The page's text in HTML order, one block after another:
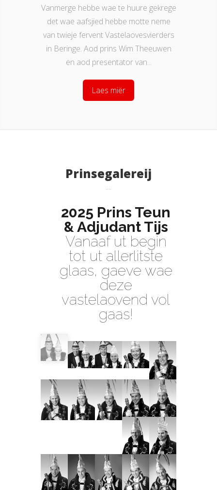
Vanmerge hebbe wae te huure gekrege
det wae aafsjied hebbe motte neme
van twieje fervent Vastelaovesvierders
in Beringe. Aod prins Wim Theeuwen
en aod presentator van...
Laes miër
Prinsegalereij
....
2025 Prins Teun
& Adjudant Tijs
Vanaaf ut begin
tot ut allerlitste
glaas, gaeve wae
deze
vastelaovend vol
gaas!